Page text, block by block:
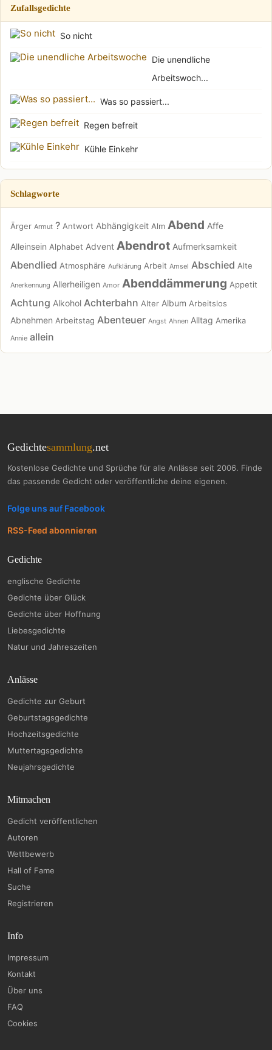
Zufallsgedichte
So nicht
Die unendliche
Arbeitswoch...
Was so passiert...
Regen befreit
Kühle Einkehr
Schlagworte
Ärger Armut ? Antwort Abhängigkeit Alm Abend Affe
Alleinsein Alphabet Advent Abendrot Aufmerksamkeit
Abendlied Atmosphäre Aufklärung Arbeit Amsel Abschied Alte
Anerkennung Allerheiligen Amor Abenddämmerung Appetit
Achtung Alkohol Achterbahn Alter Album Arbeitslos
Abnehmen Arbeitstag Abenteuer Angst Ahnen Alltag Amerika
Annie allein
Gedichtesammlung.net
Kostenlose Gedichte und Sprüche für alle Anlässe seit 2006. Finde
das passende Gedicht oder veröffentliche deine eigenen.
Folge uns auf Facebook
RSS-Feed abonnieren
Gedichte
englische Gedichte
Gedichte über Glück
Gedichte über Hoffnung
Liebesgedichte
Natur und Jahreszeiten
Anlässe
Gedichte zur Geburt
Geburtstagsgedichte
Hochzeitsgedichte
Muttertagsgedichte
Neujahrsgedichte
Mitmachen
Gedicht veröffentlichen
Autoren
Wettbewerb
Hall of Fame
Suche
Registrieren
Info
Impressum
Kontakt
Über uns
FAQ
Cookies